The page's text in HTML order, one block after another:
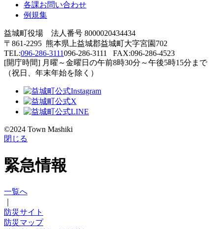
各課お問い合わせ
例規集
益城町役場 法人番号 8000020434434
〒861-2295 熊本県上益城郡益城町大字宮園702
TEL:096-286-3111096-286-3111
FAX:096-286-4523
[開庁時間] 月曜～金曜日の午前8時30分～午後5時15分まで
（祝日、年末年始を除く）
©2024 Town Mashiki
閉じる
緊急情報
一覧へ
防災サイト
防災マップ